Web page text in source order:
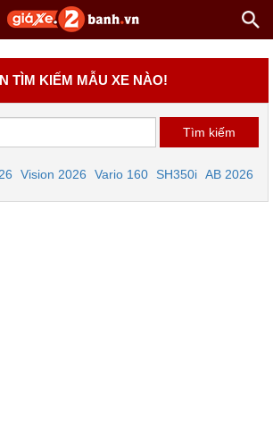
TÌM KIẾM MẪU XE NÀO!
Vision 2026 Vario 160 SH350i AB 2026